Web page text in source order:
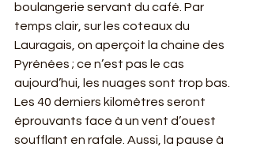
boulangerie servant du café. Par
temps clair, sur les coteaux du
Lauragais, on aperçoit la chaine des
Pyrénées ; ce n’est pas le cas
aujourd’hui, les nuages sont trop bas.
Les 40 derniers kilomètres seront
éprouvants face à un vent d’ouest
soufflant en rafale. Aussi, la pause à